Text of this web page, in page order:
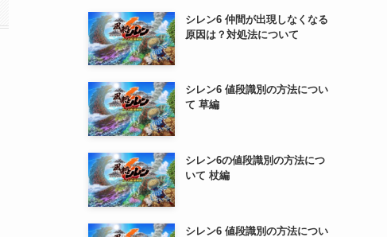
シレン6 仲間が出現しなくなる
原因は？対処法について
シレン6 値段識別の方法につい
て 草編
シレン6の値段識別の方法につ
いて 杖編
シレン6 値段識別の方法につい